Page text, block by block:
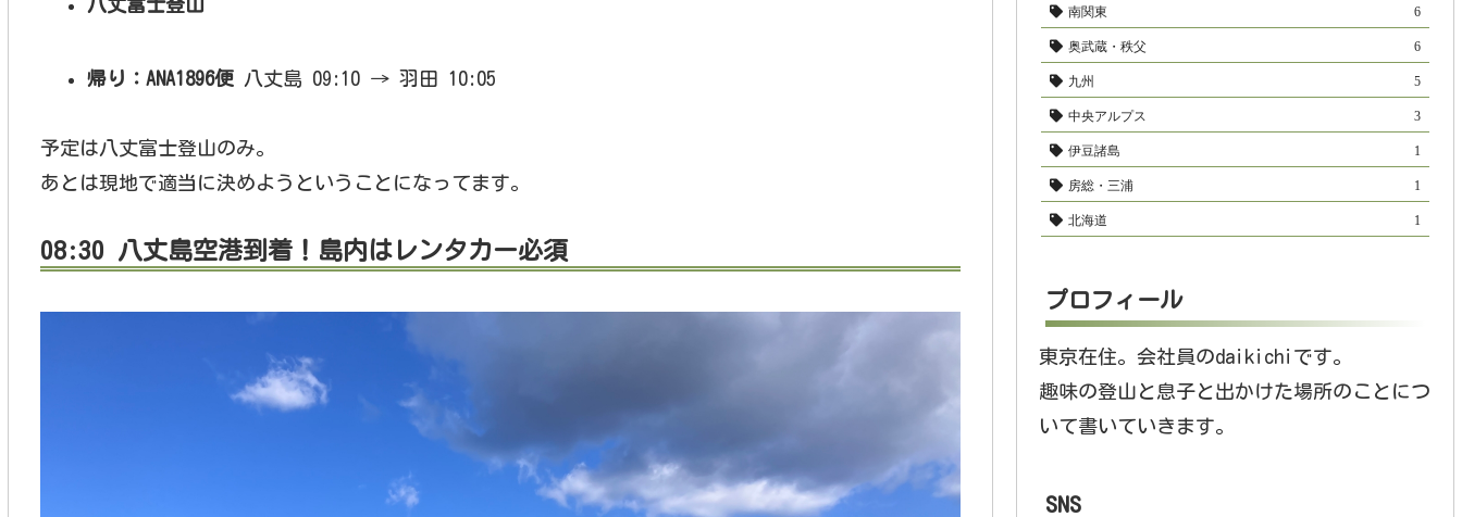
八丈富士登山
帰り：ANA1896便 八丈島 09:10 → 羽田 10:05
予定は八丈富士登山のみ。
あとは現地で適当に決めようということになってます。
08:30 八丈島空港到着！島内はレンタカー必須
南関東 6
奥武蔵・秩父 6
九州 5
中央アルプス 3
伊豆諸島 1
房総・三浦 1
北海道 1
プロフィール
東京在住。会社員のdaikichiです。
趣味の登山と息子と出かけた場所のことにつ
いて書いていきます。
SNS